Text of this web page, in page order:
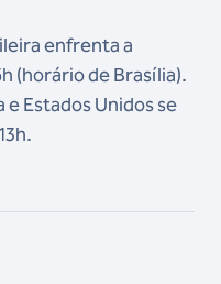
enfrenta a
(horário de Brasília).
Estados Unidos se